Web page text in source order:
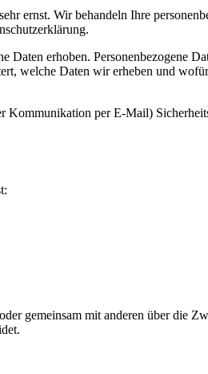
ernst. Wir behandeln Ihre
Daten erhoben. Personenbezogene
welche Daten wir erheben und
Kommunikation per E-Mail)
gemeinsam mit anderen über die